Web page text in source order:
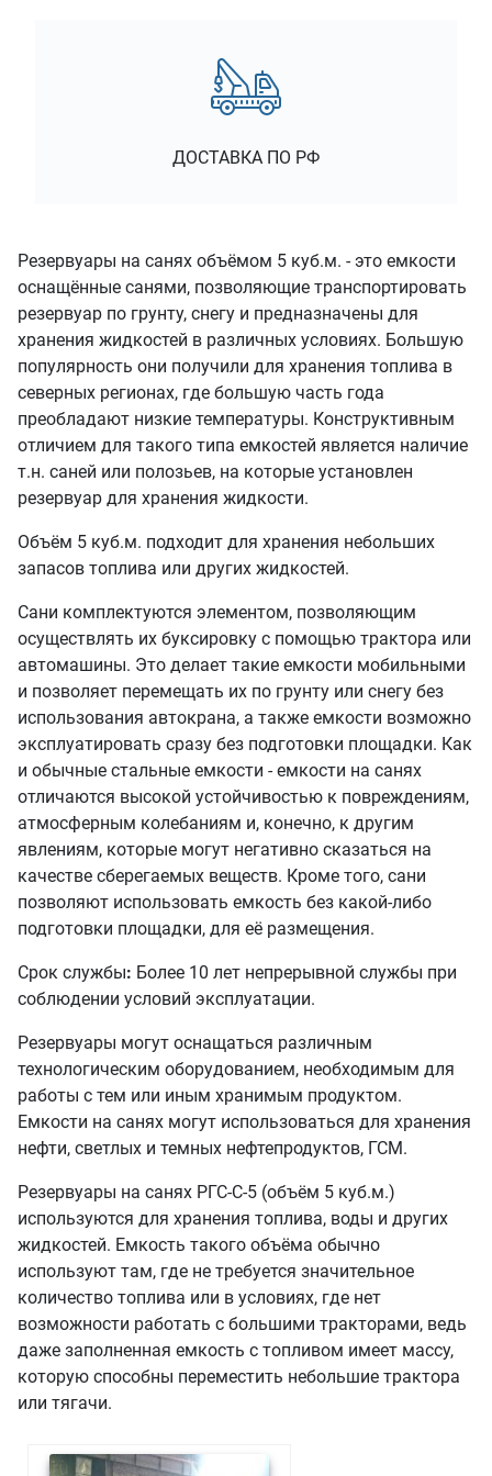
ДОСТАВКА ПО РФ
Резервуары на санях объёмом 5 куб.м. - это емкости
оснащённые санями, позволяющие транспортировать
резервуар по грунту, снегу и предназначены для
хранения жидкостей в различных условиях. Большую
популярность они получили для хранения топлива в
северных регионах, где большую часть года
преобладают низкие температуры. Конструктивным
отличием для такого типа емкостей является наличие
т.н. саней или полозьев, на которые установлен
резервуар для хранения жидкости.
Объём 5 куб.м. подходит для хранения небольших
запасов топлива или других жидкостей.
Сани комплектуются элементом, позволяющим
осуществлять их буксировку с помощью трактора или
автомашины. Это делает такие емкости мобильными
и позволяет перемещать их по грунту или снегу без
использования автокрана, а также емкости возможно
эксплуатировать сразу без подготовки площадки. Как
и обычные стальные емкости - емкости на санях
отличаются высокой устойчивостью к повреждениям,
атмосферным колебаниям и, конечно, к другим
явлениям, которые могут негативно сказаться на
качестве сберегаемых веществ. Кроме того, сани
позволяют использовать емкость без какой-либо
подготовки площадки, для её размещения.
Срок службы: Более 10 лет непрерывной службы при
соблюдении условий эксплуатации.
Резервуары могут оснащаться различным
технологическим оборудованием, необходимым для
работы с тем или иным хранимым продуктом.
Емкости на санях могут использоваться для хранения
нефти, светлых и темных нефтепродуктов, ГСМ.
Резервуары на санях РГС-С-5 (объём 5 куб.м.)
используются для хранения топлива, воды и других
жидкостей. Емкость такого объёма обычно
используют там, где не требуется значительное
количество топлива или в условиях, где нет
возможности работать с большими тракторами, ведь
даже заполненная емкость с топливом имеет массу,
которую способны переместить небольшие трактора
или тягачи.